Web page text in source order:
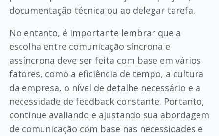
documentação técnica ou ao delegar tarefa.
No entanto, é importante lembrar que a
escolha entre comunicação síncrona e
assíncrona deve ser feita com base em vários
fatores, como a eficiência de tempo, a cultura
da empresa, o nível de detalhe necessário e a
necessidade de feedback constante. Portanto,
continue avaliando e ajustando sua abordagem
de comunicação com base nas necessidades e